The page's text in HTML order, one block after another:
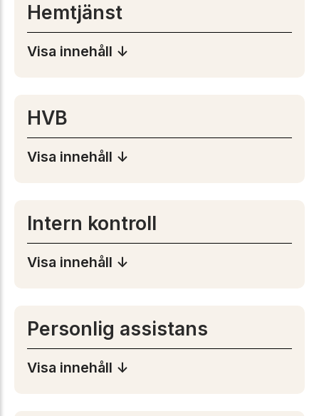
Hemtjänst
Visa innehåll ↓
HVB
Visa innehåll ↓
Intern kontroll
Visa innehåll ↓
Personlig assistans
Visa innehåll ↓